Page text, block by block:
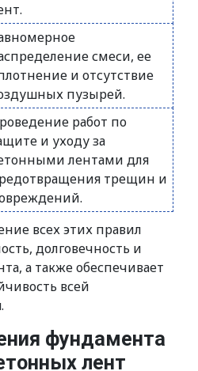
смеси, ее
и отсутствие
пузырей.
работ по
и уходу за
лентами для
трещин и
всех этих правил
долговечность и
а также обеспечивает
всей
фундамента
лент